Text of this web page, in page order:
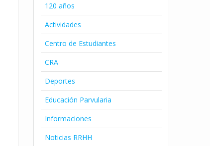
120 años
Actividades
Centro de Estudiantes
CRA
Deportes
Educación Parvularia
Informaciones
Noticias RRHH